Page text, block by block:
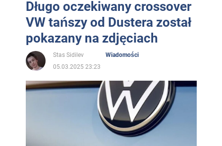
Długo oczekiwany crossover
VW tańszy od Dustera został
pokazany na zdjęciach
Stas Sidilev
Wiadomości
05.03.2025 23:23